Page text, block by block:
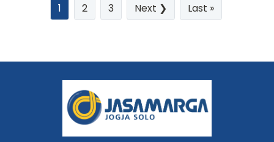
1(current)
2 3 Next ❯ Last »